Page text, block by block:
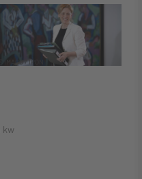
©IMAGO / IPON
kw